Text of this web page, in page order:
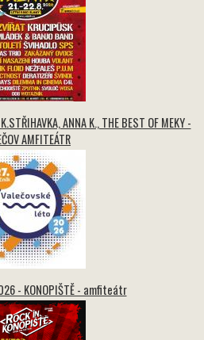
ANNA K., THE BEST OF MEKY -
AMFITEÁTR
- KONOPIŠTĚ - amfiteátr